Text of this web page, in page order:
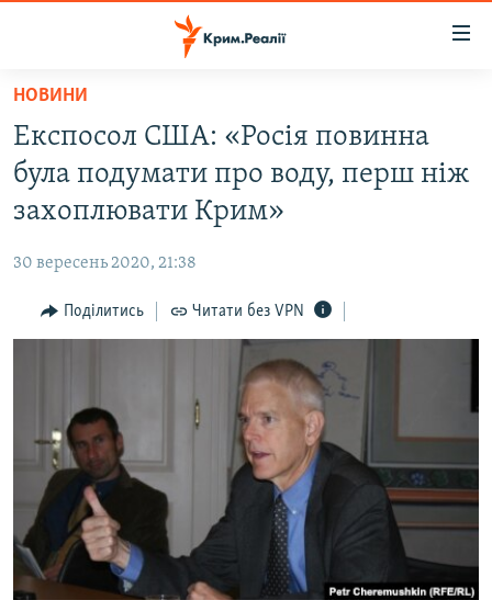
Перейти
основного
матеріалу
Перейти
до
основної
навігації
Перейти
до
ВОДА.КРИМ
ВІДЕО ТА ФОТО
БЛОГИ
ПОГЛЯД
СПЕЦПРОЕКТИ
ДЕПОРТАЦІЯ
ВІДЕОУРОКИ «ELIFBE»
СВІДЧЕННЯ ОКУПАЦІЇ
УКРАЇНСЬКА ПРОБЛЕМА КРИМУ
ЯК ОБІЙТИ БЛОКУВАННЯ
Русский
Qırımtatar
НОВИНИ
Експосол США: «Росія повинна
була подумати про воду, перш ніж
захоплювати Крим»
30 вересень 2020, 21:38
Поділитись Читати без VPN